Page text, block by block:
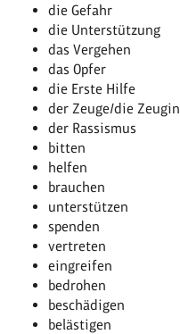
die Gefahr
die Unterstützung
das Vergehen
das Opfer
die Erste Hilfe
der Zeuge/die Zeugin
der Rassismus
bitten
helfen
brauchen
unterstützen
spenden
vertreten
eingreifen
bedrohen
beschädigen
belästigen